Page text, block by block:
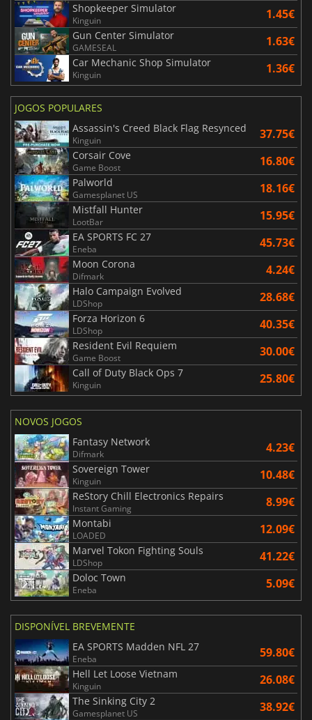
Shopkeeper Simulator
Kinguin 1.45€
Gun Center Simulator
GAMESEAL 1.63€
Car Mechanic Shop Simulator
Kinguin 1.36€
JOGOS POPULARES
Assassin's Creed Black Flag Resynced
Kinguin 37.75€
Corsair Cove
Game Boost 16.80€
Palworld
Gamesplanet US 18.16€
Mistfall Hunter
LootBar 15.95€
EA SPORTS FC 27
Eneba 45.73€
Moon Corona
Difmark 4.24€
Halo Campaign Evolved
LDShop 28.68€
Forza Horizon 6
LDShop 40.35€
Resident Evil Requiem
Game Boost 30.00€
Call of Duty Black Ops 7
Kinguin 25.80€
NOVOS JOGOS
Fantasy Network
Difmark 4.23€
Sovereign Tower
Kinguin 10.48€
ReStory Chill Electronics Repairs
Instant Gaming 8.99€
Montabi
LOADED 12.09€
Marvel Tokon Fighting Souls
LDShop 41.22€
Doloc Town
Eneba 5.09€
DISPONÍVEL BREVEMENTE
EA SPORTS Madden NFL 27
Eneba 59.80€
Hell Let Loose Vietnam
Kinguin 26.08€
The Sinking City 2
Gamesplanet US 38.92€